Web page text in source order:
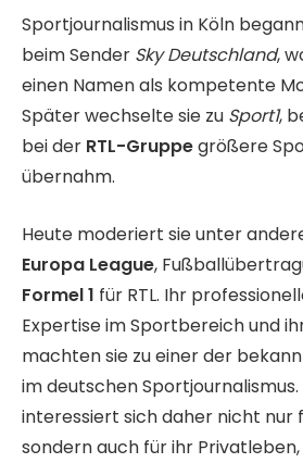
Sportjournalismus in Köln
beim Sender Sky Deutschland,
einen Namen als kompetente
Später wechselte sie zu Sport1,
bei der RTL-Gruppegrößere
übernahm.
Heute moderiert sie unter
Europa League,
Formel 1 für RTL. Ihr
Expertise im Sportbereich und
machten sie zu einer der
im deutschen
interessiert sich daher nicht nur
sondern auch für ihr